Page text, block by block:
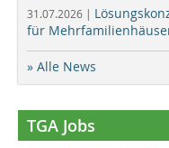
31.07.2026 |
für
» Alle News
TGA Jobs